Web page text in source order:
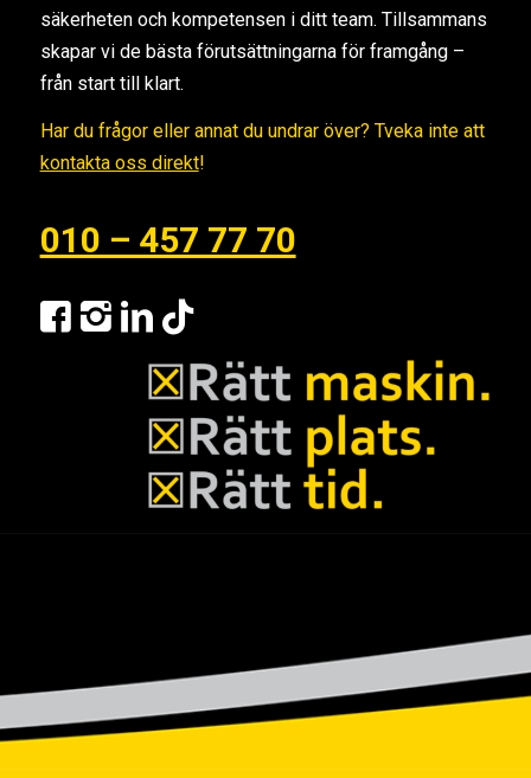
säkerheten och kompetensen i ditt team. Tillsammans
skapar vi de bästa förutsättningarna för framgång –
från start till klart.
Har du frågor eller annat du undrar över? Tveka inte att
kontakta oss direkt!
010 – 457 77 70